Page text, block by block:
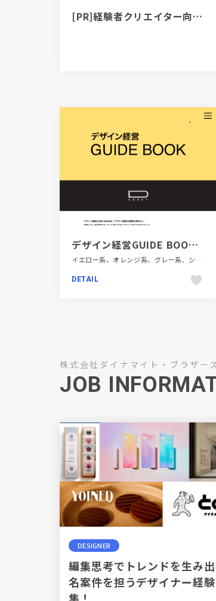
[PR]経験者クリエイター向け転職カウンセリング｜デザイナー / ディレクター / エンジニア
デザイン経営GUIDE BOOK - Loftwork Inc.
イエロー系、オレンジ系、グレー系、シンプル、タイポグラフィー、デザイン・アート・音楽・文芸、フラットデザイン、ブラウン系、ブランド・サービスサイト、ブルー系、ベージュ・ゴールド系、メディアサイト、モーション多め、金融・法律・人材・専門職
DETAIL
株式会社ダイナマイト・ブラザー
JOB
DESIGNER
編集思考でトレンドを生み
名案件を担うデザイナー経
集！